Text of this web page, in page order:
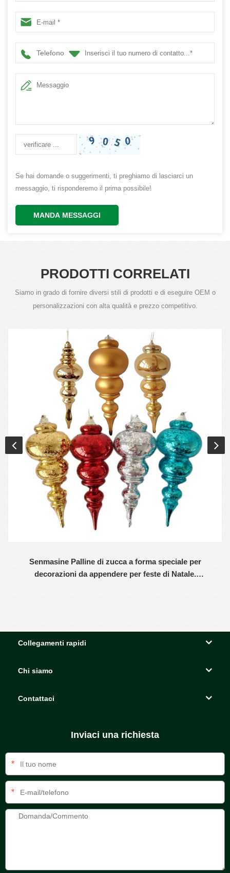
decorazioni per ornamenti appesi a sfere per un bambino
decorativo per le vacanze
Telefono
Se hai domande o suggerimenti, ti preghiamo di lasciarci un
messaggio, ti risponderemo il prima possibile!
MANDA MESSAGGI
PRODOTTI CORRELATI
Siamo in grado di fornire diversi stili di prodotti e di eseguire OEM o
personalizzazioni con alta qualità e prezzo competitivo.
Senmasine Palline di zucca a forma speciale per
decorazioni da appendere per feste di Natale.
Collegamenti rapidi
Chi siamo
Contattaci
Inviaci una richiesta
*
*